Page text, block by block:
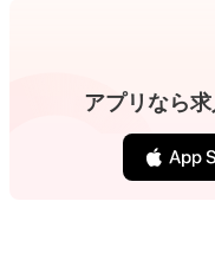
アプリなら